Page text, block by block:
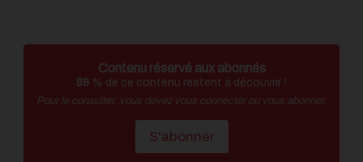
Contenu réservé aux abonnés
89 % de ce contenu restent à découvrir !
Pour le consulter, vous devez vous connecter ou vous abonner.
S'abonner